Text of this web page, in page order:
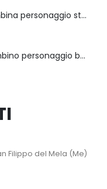
Set 5 pezzi asilo bambina personaggio stitch angel
Set 4 pezzi asilo bambino personaggio batman
Filippo del Mela (Me)